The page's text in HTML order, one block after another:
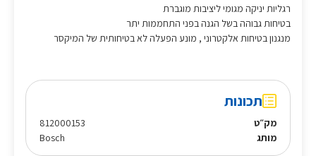
רגליות יניקה מגומי ליציבות מוגברת
בטיחות גבוהה בשל הגנה בפני התחממות יתר
מנגנון בטיחות אלקטרוני , מונע הפעלה לא בטיחותית של המיקסר
תכונות
מק״ט
812000153
מותג
Bosch